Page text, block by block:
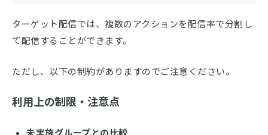
ターゲット配信では、複数のアクションを配信率で分割し
て配信することができます。
ただし、以下の制約がありますのでご注意ください。
利用上の制限・注意点